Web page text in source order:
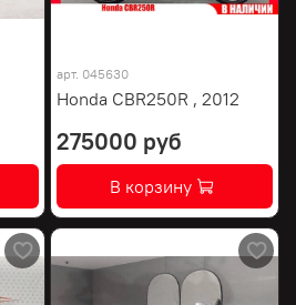
арт. 045630
Honda CBR250R , 2012
275000 руб
В корзину